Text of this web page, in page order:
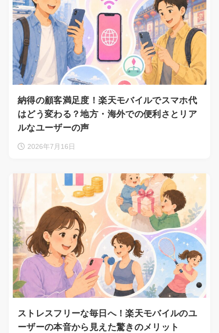
納得の顧客満足度！楽天モバイルでスマホ代
はどう変わる？地方・海外での便利さとリア
ルなユーザーの声
2026年7月16日
ストレスフリーな毎日へ！楽天モバイルのユ
ーザーの本音から見えた驚きのメリット